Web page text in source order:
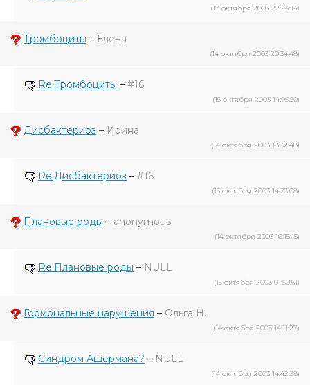
(17 октября 2003 22:24:14)
Тромбоциты – Елена
(14 октября 2003 20:34:48)
Re:Тромбоциты – #16
(15 октября 2003 14:05:50)
Дисбактериоз – Ирина
(14 октября 2003 18:32:48)
Re:Дисбактериоз – #16
(15 октября 2003 14:23:08)
Плановые роды – anonymous
(14 октября 2003 16:15:15)
Re:Плановые роды – NULL
(15 октября 2003 01:50:51)
Гормональные нарушения – Ольга Н.
(14 октября 2003 14:11:27)
Синдром Ашермана? – NULL
(14 октября 2003 14:42:38)